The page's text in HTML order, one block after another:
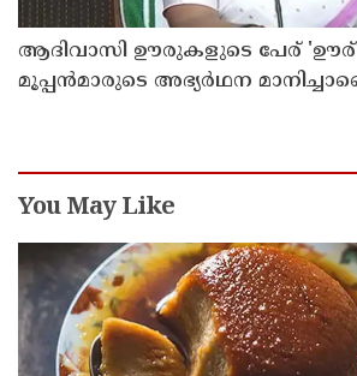
ആദിവാസി ഊരുകളുടെ പേര് 'ഊര്'
മൂപ്പന്‍മാരുടെ അഭ്യര്‍ഥന
You May Like